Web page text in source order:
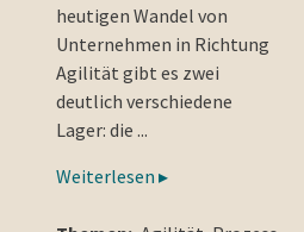
heutigen Wandel von
Unternehmen in Richtung
Agilität gibt es zwei
deutlich verschiedene
Lager: die ...
Weiterlesen ▸